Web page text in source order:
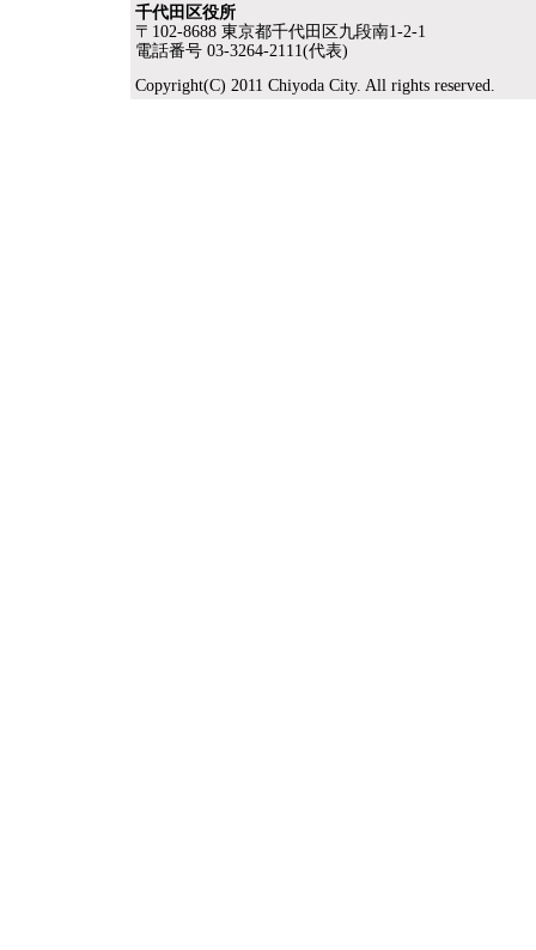
千代田区役所
〒102-8688 東京都千代田区九段南1-2-1
電話番号 03-3264-2111(代表)
Copyright(C) 2011 Chiyoda City. All rights reserved.